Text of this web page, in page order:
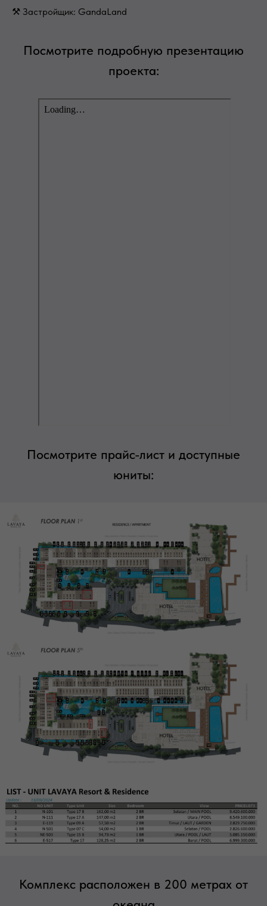
⚒ Застройщик: GandaLand
Посмотрите подробную презентацию
проекта:
Посмотрите прайс-лист и доступные
юниты:
Комплекс расположен в 200 метрах от